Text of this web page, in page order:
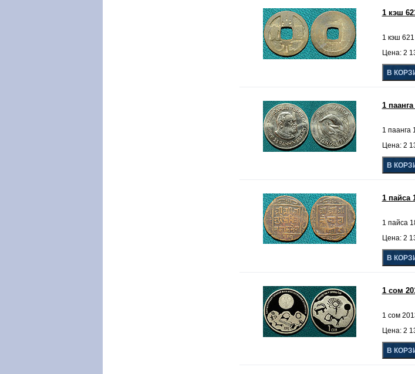
1 кэш
1 кэш
Цена: 2
1
1 паанга
Цена: 2
1 пайса
1 пайса
Цена: 2
1 сом
1 сом
Цена: 2